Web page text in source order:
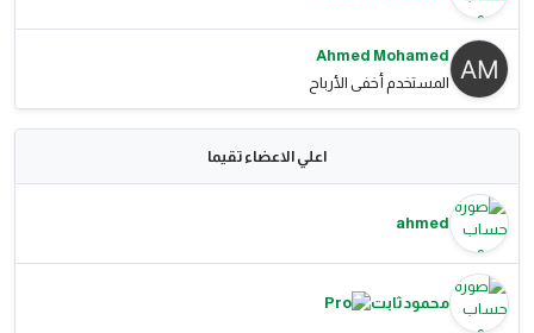
Ahmed Mohamed
المستخدم أخفى الأرباح
اعلي الاعضاء تقيما
ahmed
محمود ثابت